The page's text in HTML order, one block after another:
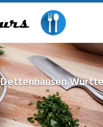
Dettenhausen